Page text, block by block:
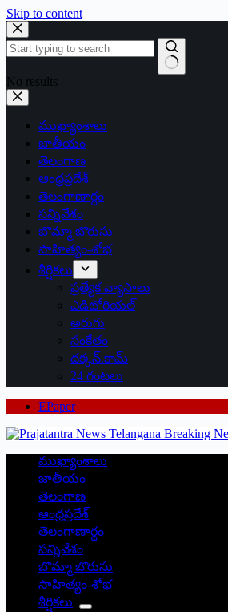
Skip to content
No results
ముఖ్యాంశాలు
జాతీయం
తెలంగాణ
ఆంధ్రప్రదేశ్
తెలంగాణార్థం
సన్నివేశం
బొమ్మా బొరుసు
సాహిత్యం-శోభ
శీర్షికలు
ప్రత్యేక వ్యాసాలు
ఎడిటోరియల్
అరుగు
సంకేతం
దక్కన్.కామ్
24 గంటలు
EPaper
ముఖ్యాంశాలు
జాతీయం
తెలంగాణ
ఆంధ్రప్రదేశ్
తెలంగాణార్థం
సన్నివేశం
బొమ్మా బొరుసు
సాహిత్యం-శోభ
శీర్షికలు